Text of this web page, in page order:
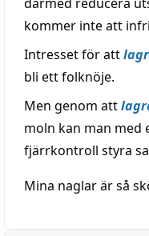
kommer inte att
Intresset för att
bli ett folknöje.
Men genom att
moln kan man
fjärrkontroll styra
Mina naglar är så